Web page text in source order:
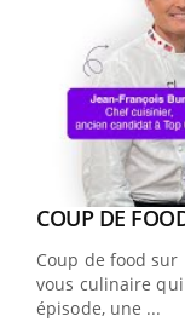
Youtube
COUP DE
Coup de food sur
vous culinaire
épisode, une ...